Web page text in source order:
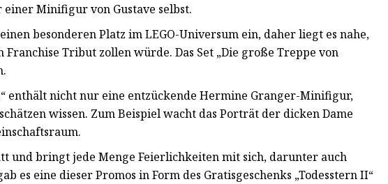
Minifigur von Gustave selbst.
besonderen Platz im LEGO-Universum ein, daher liegt es nahe,
Franchise Tribut zollen würde. Das Set „Die große Treppe von
enthält nicht nur eine entzückende Hermine Granger-Minifigur,
wissen. Zum Beispiel wacht das Porträt der dicken Dame
und bringt jede Menge Feierlichkeiten mit sich, darunter auch
es eine dieser Promos in Form des Gratisgeschenks „Todesstern II“